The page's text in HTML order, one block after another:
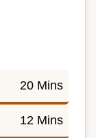
20 Mins
12 Mins